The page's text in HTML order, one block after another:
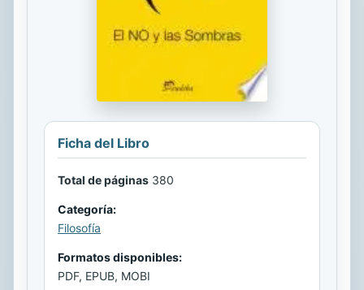
Ficha del Libro
Total de páginas 380
Categoría:
Filosofía
Formatos disponibles:
PDF, EPUB, MOBI